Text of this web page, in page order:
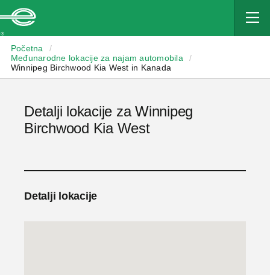
Početna
/
Međunarodne lokacije za najam automobila
/
Winnipeg Birchwood Kia West in Kanada
Detalji lokacije za Winnipeg
Birchwood Kia West
Detalji lokacije